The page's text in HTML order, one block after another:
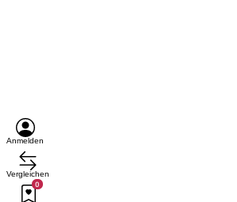
Anmelden
Vergleichen
0